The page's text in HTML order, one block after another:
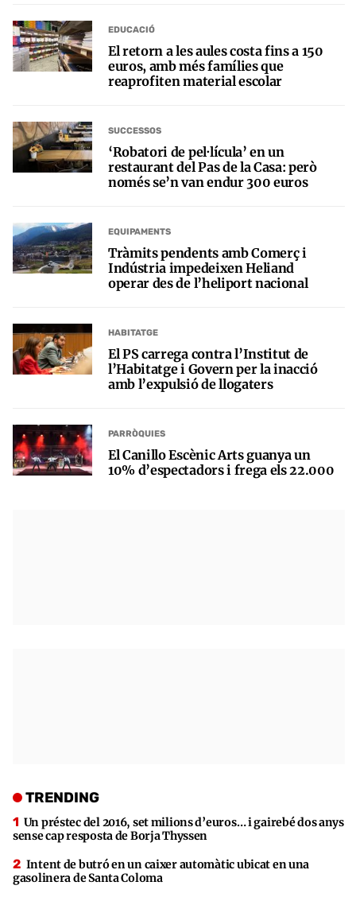
EDUCACIÓ
El retorn a les aules costa fins a 150
euros, amb més famílies que
reaprofiten material escolar
SUCCESSOS
‘Robatori de pel·lícula’ en un
restaurant del Pas de la Casa: però
només se’n van endur 300 euros
EQUIPAMENTS
Tràmits pendents amb Comerç i
Indústria impedeixen Heliand
operar des de l’heliport nacional
HABITATGE
El PS carrega contra l’Institut de
l’Habitatge i Govern per la inacció
amb l’expulsió de llogaters
PARRÒQUIES
El Canillo Escènic Arts guanya un
10% d’espectadors i frega els 22.000
TRENDING
Un préstec del 2016, set milions d’euros… i gairebé dos anys
sense cap resposta de Borja Thyssen
Intent de butró en un caixer automàtic ubicat en una
gasolinera de Santa Coloma